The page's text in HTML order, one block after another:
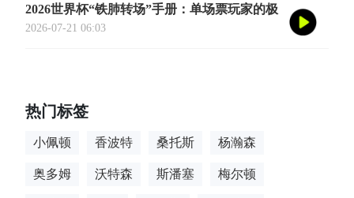
2026世界杯“铁肺转场”手册：单场票玩家的极
限跨城生存法则
2026-07-21 06:03
热门标签
小佩顿 香波特 桑托斯 杨瀚森
奥多姆 沃特森 斯潘塞 梅尔顿